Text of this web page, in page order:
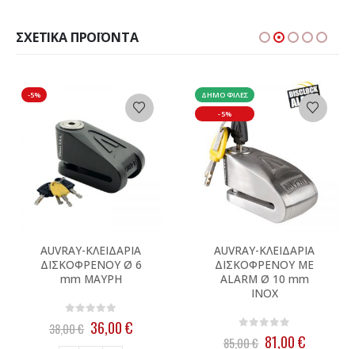
ΣΧΕΤΙΚΆ ΠΡΟΪΌΝΤΑ
-5%
AUVRAY-ΚΛΕΙΔΑΡΙΑ
ΔΙΣΚΟΦΡΕΝΟΥ Ø 6
mm ΜΑΥΡΗ
38,00€ Original
price
36,00€Η
ΔΗΜΟΦΙΛΈΣ
-5%
AUVRAY-ΚΛΕΙΔΑΡΙΑ
ΔΙΣΚΟΦΡΕΝΟΥ ΜΕ
ALARM Ø 10 mm
INOX
85,00€ Original
81,00€Η